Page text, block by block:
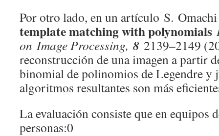
Por otro lado, en un artículo S.
template matching with polynomials
on Image Processing, 8 2139–2149
reconstrucción de una imagen a partir
binomial de polinomios de Legendre y
algoritmos resultantes son más
La evaluación consiste que en equipos
personas:0